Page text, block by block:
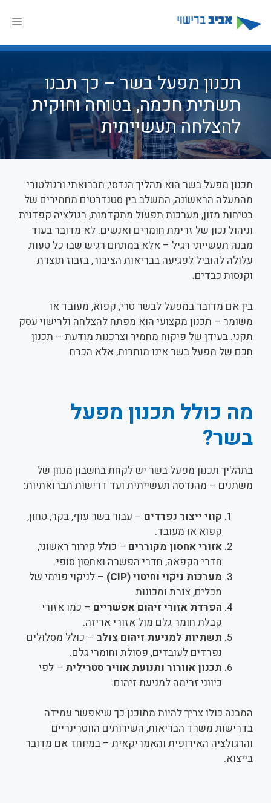
לתוכן
תכנון מפעל בשר – כך תבנו
תשתית חכמה, בטוחה וחוקית
להצלחה תעשייתית
תכנון מפעל בשר הוא תהליך הנדסי, תברואתי ורגולטורי
מהמעלה הראשונה, המשלב בין סטנדרטים מחמירים של
בטיחות מזון, מערכות תפעול מתקדמות, רגולציה קפדנית
וניהול נכון של זרימת חומרים ואנשים. לא מדובר בעוד
מבנה תעשייתי רגיל – אלא במתחם רגיש שבו כל טעות
עלולה להוביל לפגיעה בבריאות הציבור, בזבוז תוצרת
וקנסות כבדים.
בין אם מדובר במפעל לבשר טרי, קפוא, מעובד או
משומר – תכנון מקצועי הוא מפתח להצלחה ולרישוי עסק
תקני. בעידן של פיקוח מחמיר וצרכנות מודעת – תכנון
חכם של מפעל בשר אינו מותרות, אלא הכרח.
מה כולל תכנון מפעל
בשר?
בתהליך תכנון מפעל בשר יש לקחת בחשבון מגוון של
משתנים – מהנדסה תעשייתית ועד דרישות תברואתיות:
קווי ייצור נפרדים – עבור בשר עוף, בקר, טחון,
קפוא או מעובד.
אזורי אחסון מקוררים – כולל קירור ראשוני,
חדרי הקפאה, חדרי הפשרה ואחסון סופי.
מערכות ניקוי וחיטוי(CIP)
– לניקוי פנימי של
מכלים, צנרת ומכונות.
הפרדת אזורי זיהום אפשריים – כמו אזורי
קבלת חומר גלם מול אזורי אריזה.
תשתיות למניעת זיהום צולב – כולל מסלולים
נפרדים לעובדים, פסולת וחומרי גלם.
תכנון אוורור ותנועת אוויר סטרילית – לפי
כיווני זרימה למניעת זיהום.
המבנה כולו צריך להיות מתוכנן כך שיאפשר עמידה
בדרישות משרד הבריאות, השירותים הווטרינריים
והרגולציה האירופית והאמריקאית – במיוחד אם מדובר
בייצוא.